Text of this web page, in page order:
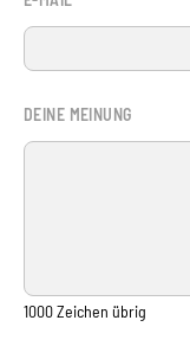
DEINE MEINUNG
1000Zeichen übrig